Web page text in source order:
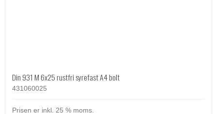
Din 931 M 6x25 rustfri syrefast A4 bolt
431060025
Prisen er inkl. 25 % moms.